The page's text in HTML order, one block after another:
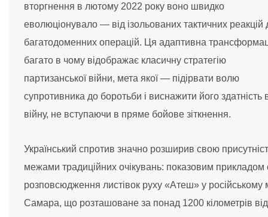
вторгнення в лютому 2022 року воно швидко
еволюціонувало — від ізольованих тактичних реакцій
багатодоменних операцій. Ця адаптивна
багато в чому відображає класичну стратегію
партизанської війни, мета якої — підірвати волю
супротивника до боротьби і виснажити його здатність
війну, не вступаючи в пряме бойове зіткнення.
Український спротив значно розширив свою
межами традиційних очікувань: показовим прикладом
розповсюдження листівок руху «Атеш» у російському
Самара, що розташоване за понад 1200 кілометрів від